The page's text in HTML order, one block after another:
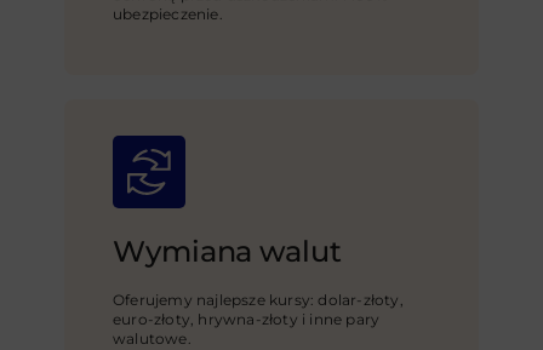
ubezpieczenie.
Wymiana walut
Oferujemy najlepsze kursy: dolar-złoty,
euro-złoty, hrywna-złoty i inne pary
walutowe.